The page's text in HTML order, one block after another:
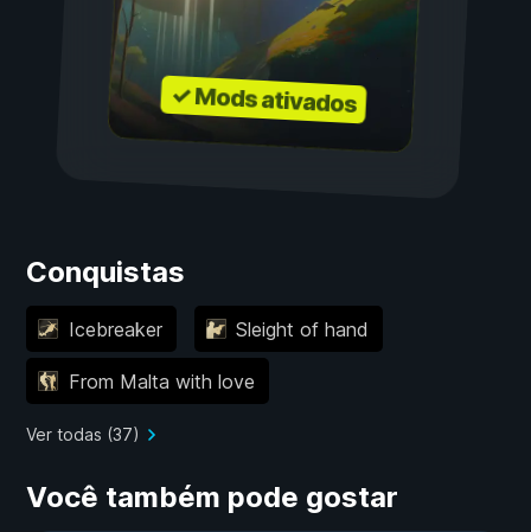
✓ Mods ativados
Conquistas
Icebreaker Sleight of hand
From Malta with love
Ver todas (37)
Você também pode gostar